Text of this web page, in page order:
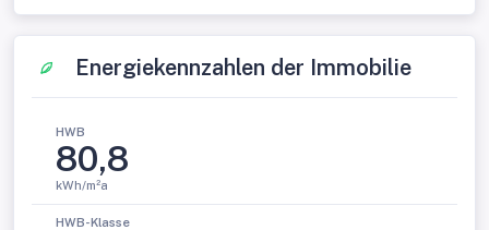
Energiekennzahlen der Immobilie
HWB
80,8
kWh/m²a
HWB-Klasse